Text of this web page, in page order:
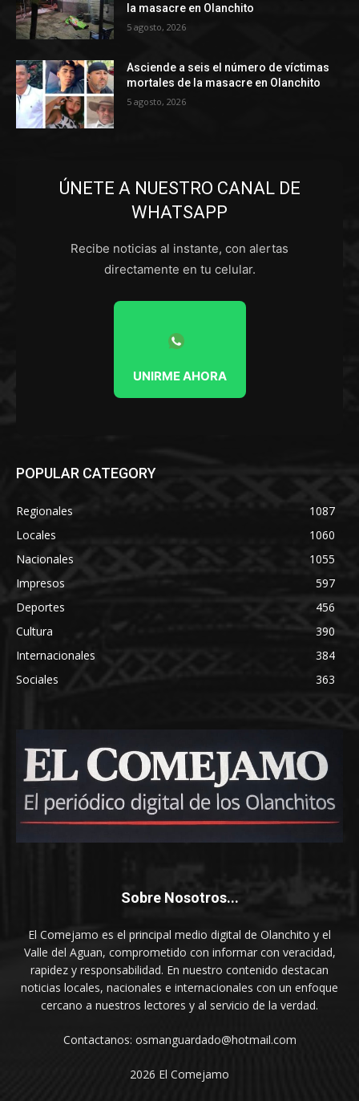
la masacre en Olanchito
5 agosto, 2026
Asciende a seis el número de víctimas
mortales de la masacre en Olanchito
5 agosto, 2026
ÚNETE A NUESTRO CANAL DE
WHATSAPP
Recibe noticias al instante, con alertas
directamente en tu celular.
UNIRME AHORA
POPULAR CATEGORY
Regionales
1087
Locales
1060
Nacionales
1055
Impresos
597
Deportes
456
Cultura
390
Internacionales
384
Sociales
363
Sobre Nosotros...
El Comejamo es el principal medio digital de Olanchito y el
Valle del Aguan, comprometido con informar con veracidad,
rapidez y responsabilidad. En nuestro contenido destacan
noticias locales, nacionales e internacionales con un enfoque
cercano a nuestros lectores y al servicio de la verdad.
Contactanos: osmanguardado@hotmail.com
2026 El Comejamo